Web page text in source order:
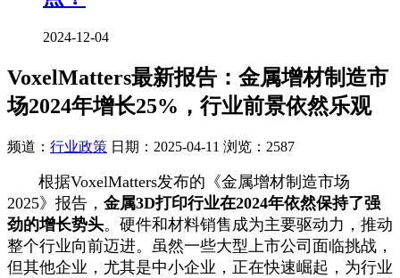
2024-12-04
VoxelMatters最新报告：金属增材制造市
场2024年增长25%，行业前景依然乐观
频道： 行业政策 日期： 2025-04-11 浏览：2587
根据VoxelMatters发布的《金属增材制造市场
2025》报告， 金属3D打印行业在2024年依然保持了强
劲的增长势头。硬件和材料销售成为主要驱动力，推动
整个行业向前迈进。虽然一些大型上市公司面临挑战，
但其他企业，尤其是中小企业，正在快速崛起，为行业